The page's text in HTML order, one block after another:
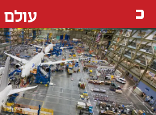
עולם